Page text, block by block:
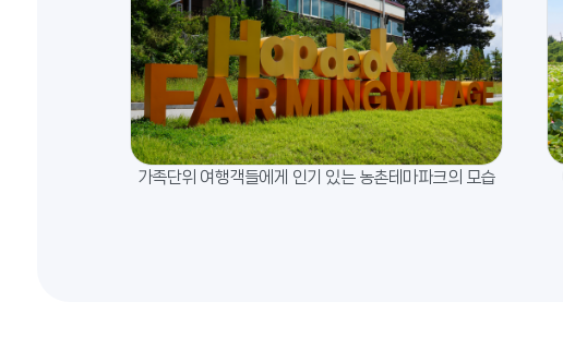
가족단위 여행객들에게 인기 있는 농촌테마파크의 모습